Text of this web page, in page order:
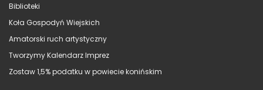
Biblioteki
Koła Gospodyń Wiejskich
Amatorski ruch artystyczny
Tworzymy Kalendarz Imprez
Zostaw 1,5% podatku w powiecie konińskim